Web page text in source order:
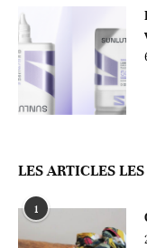
LES ARTICLES
1